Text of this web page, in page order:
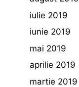
iulie 2019
iunie 2019
mai 2019
aprilie 2019
martie 2019